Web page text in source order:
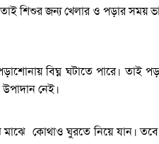
শিশুর জন্য খেলার ও পড়ার সময়
বিঘ্ন ঘটাতে পারে। তাই
নেই।
কোথাও ঘুরতে নিয়ে যান।